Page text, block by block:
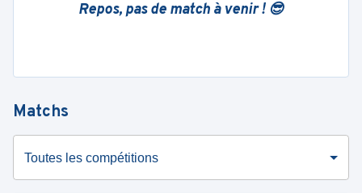
Repos, pas de match à venir ! 😎
Matchs
Toutes les compétitions